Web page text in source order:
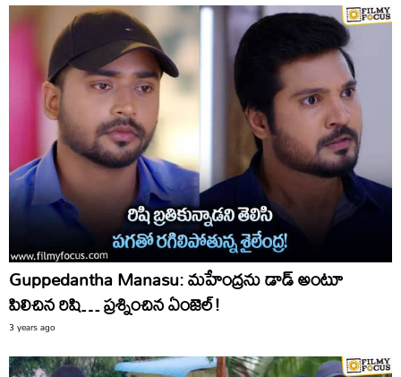
Guppedantha Manasu: మహేంద్రను డాడ్ అంటూ
పిలిచిన రిషి… ప్రశ్నించిన ఏంజెల్!
3 years ago